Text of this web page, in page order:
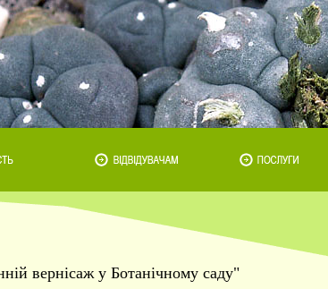
вернісаж у Ботанічному саду"